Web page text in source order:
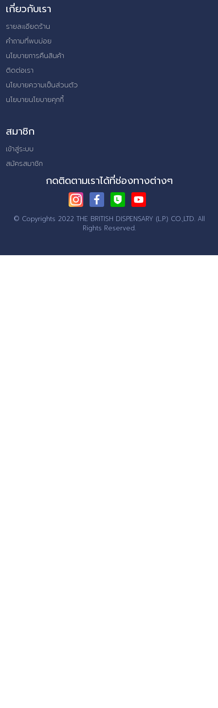
เกี่ยวกับเรา
รายละเอียดร้าน
คำถามที่พบบ่อย
นโยบายการคืนสินค้า
ติดต่อเรา
นโยบายความเป็นส่วนตัว
นโยบายนโยบายคุกกี้
สมาชิก
เข้าสู่ระบบ
สมัครสมาชิก
กดติดตามเราได้ที่ช่องทางต่างๆ
© Copyrights 2022 THE BRITISH DISPENSARY (L.P.) CO.,LTD.All
Rights Reserved.